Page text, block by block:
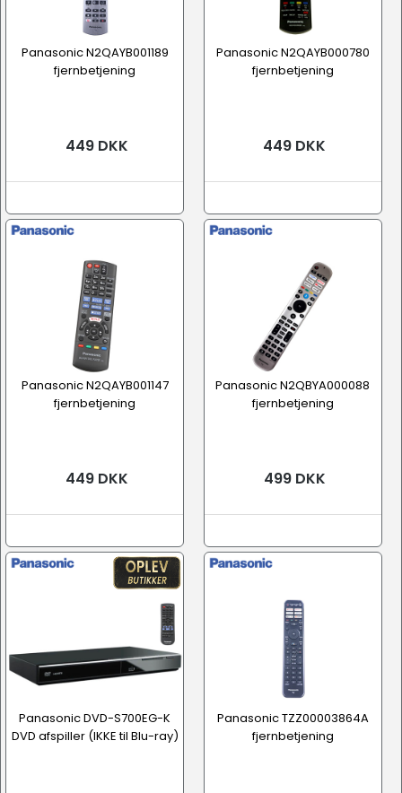
Panasonic N2QAYB001189
fjernbetjening
449 DKK
Panasonic N2QAYB000780
fjernbetjening
449 DKK
Panasonic N2QAYB001147
fjernbetjening
449 DKK
Panasonic N2QBYA000088
fjernbetjening
499 DKK
Panasonic DVD-S700EG-K
DVD afspiller (IKKE til Blu-ray)
Panasonic TZZ00003864A
fjernbetjening